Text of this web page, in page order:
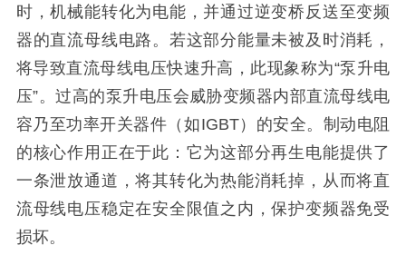
时，机械能转化为电能，并通过逆变桥反送至变频
器的直流母线电路。若这部分能量未被及时消耗，
将导致直流母线电压快速升高，此现象称为“泵升电
压”。过高的泵升电压会威胁变频器内部直流母线电
容乃至功率开关器件（如IGBT）的安全。制动电阻
的核心作用正在于此：它为这部分再生电能提供了
一条泄放通道，将其转化为热能消耗掉，从而将直
流母线电压稳定在安全限值之内，保护变频器免受
损坏。